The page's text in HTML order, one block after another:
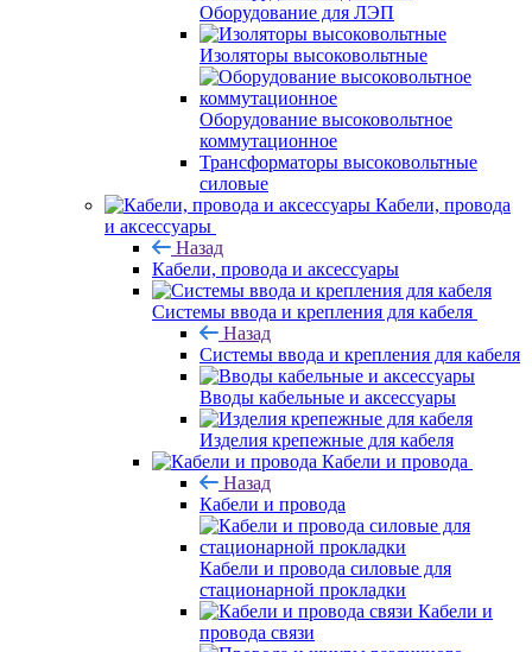
Оборудование для ЛЭП
Изоляторы высоковольтные
Оборудование высоковольтное
коммутационное
Трансформаторы высоковольтные
силовые
Кабели, провода
и аксессуары
Назад
Кабели, провода и аксессуары
Системы ввода и крепления для кабеля
Назад
Системы ввода и крепления для кабеля
Вводы кабельные и аксессуары
Изделия крепежные для кабеля
Кабели и провода
Назад
Кабели и провода
Кабели и провода силовые для
стационарной прокладки
Кабели и
провода связи